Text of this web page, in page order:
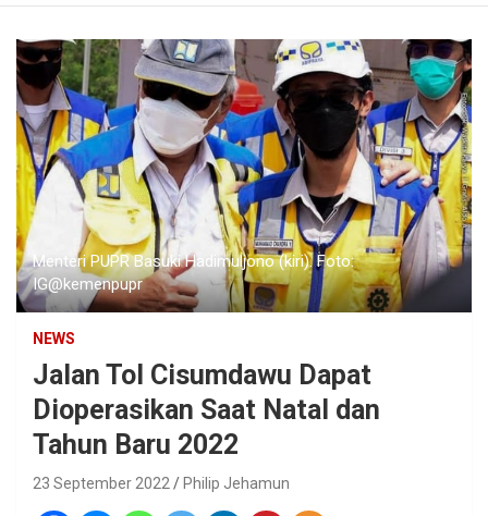
Menteri PUPR Basuki Hadimuljono (kiri). Foto:
IG@kemenpupr
NEWS
Jalan Tol Cisumdawu Dapat
Dioperasikan Saat Natal dan
Tahun Baru 2022
23 September 2022 Philip Jehamun